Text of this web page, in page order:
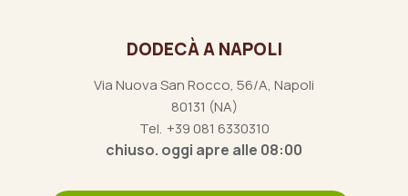
DODECÀ A NAPOLI
Via Nuova San Rocco, 56/A, Napoli
80131 (NA)
Tel. +39 081 6330310
chiuso. oggi apre alle 08:00